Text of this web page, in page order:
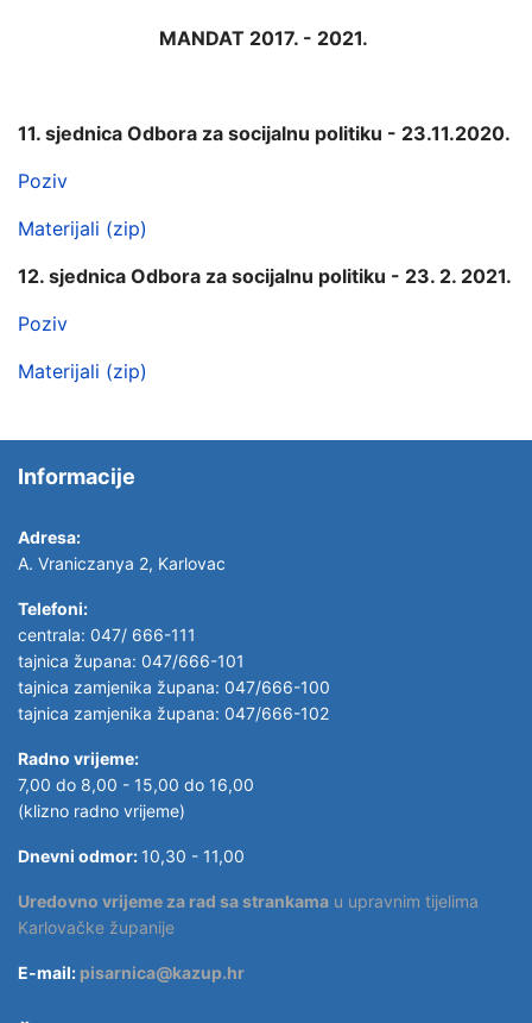
MANDAT 2017. - 2021.
11. sjednica Odbora za socijalnu politiku - 23.11.2020.
Poziv
Materijali (zip)
12. sjednica Odbora za socijalnu politiku - 23. 2. 2021.
Poziv
Materijali (zip)
Informacije
Adresa:
A. Vraniczanya 2, Karlovac
Telefoni:
centrala: 047/ 666-111
tajnica župana: 047/666-101
tajnica zamjenika župana: 047/666-100
tajnica zamjenika župana: 047/666-102
Radno vrijeme:
7,00 do 8,00 - 15,00 do 16,00
(klizno radno vrijeme)
Dnevni odmor: 10,30 - 11,00
Uredovno vrijeme za rad sa strankama u upravnim tijelima
Karlovačke županije
E-mail: pisarnica@kazup.hr